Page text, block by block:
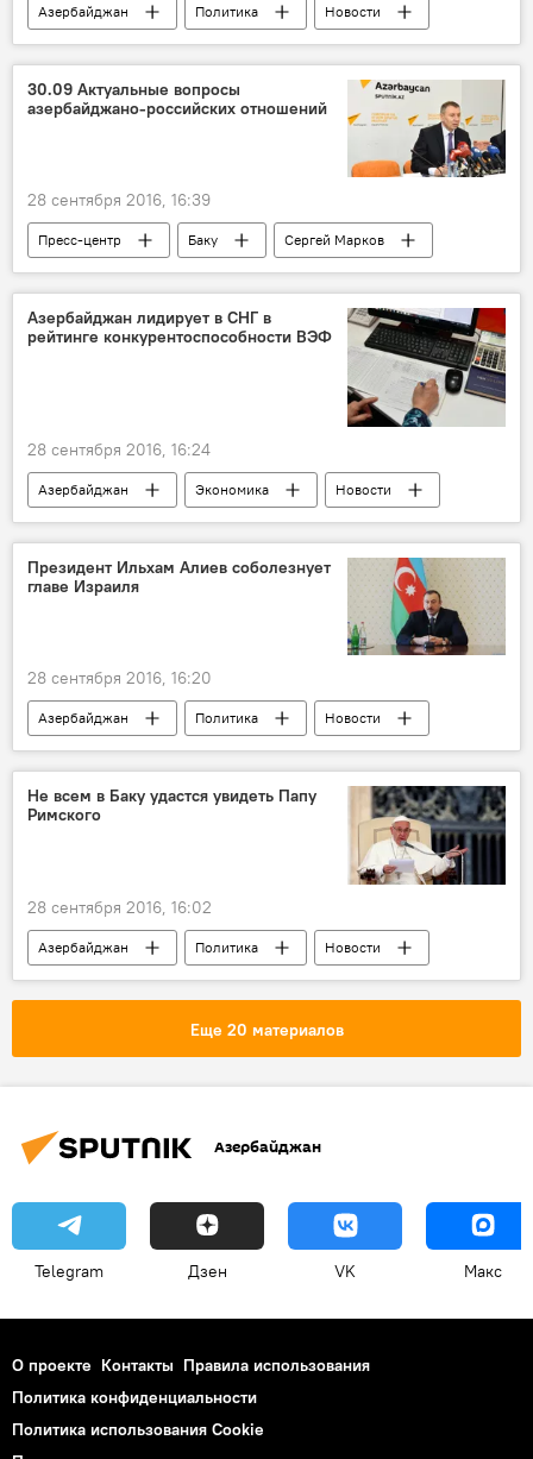
Азербайджан Политика
Новости
Новости мира
Баку
Мадат Гулиев
Фуад Алескеров
30.09 Актуальные вопросы
азербайджано-российских отношений
28 сентября 2016, 16:39
Пресс-центр Баку
Сергей Марков
Ольга Козакова
Пресс-центр Sputnik
Азербайджан лидирует в СНГ в
рейтинге конкурентоспособности ВЭФ
28 сентября 2016, 16:24
Азербайджан Экономика
Новости
Всемирный экономический форум
Рейтинг
Конкурентоспособность
Президент Ильхам Алиев соболезнует
главе Израиля
28 сентября 2016, 16:20
Азербайджан Политика
Новости
Новости мира
Израиль
Шимон Перес
Соболезнования
Не всем в Баку удастся увидеть Папу
Римского
28 сентября 2016, 16:02
Азербайджан Политика
Новости
Культура
ЖИЗНЬ
Ватикан
Еще 20 материалов
Азербайджан
Telegram Дзен VK Макс
О проекте Контакты Правила использования
Политика конфиденциальности
Политика использования Cookie